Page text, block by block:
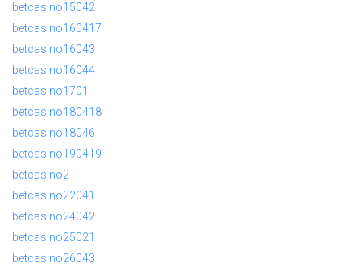
betcasino15042
betcasino160417
betcasino16043
betcasino16044
betcasino1701
betcasino180418
betcasino18046
betcasino190419
betcasino2
betcasino22041
betcasino24042
betcasino25021
betcasino26043